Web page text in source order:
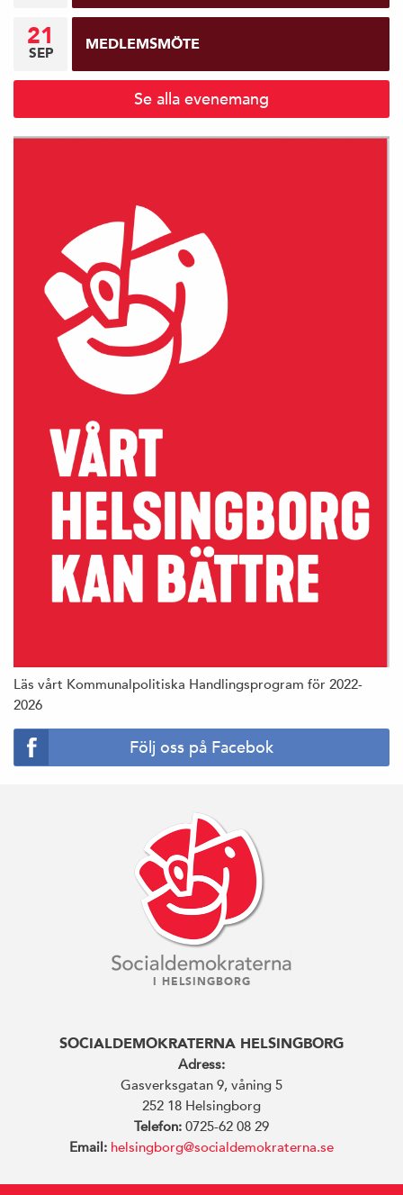
21
SEP MEDLEMSMÖTE
Se alla evenemang
Läs vårt Kommunalpolitiska Handlingsprogram för 2022-
2026
Följ oss på Facebok
I HELSINGBORG
SOCIALDEMOKRATERNA HELSINGBORG
Adress:
Gasverksgatan 9, våning 5
252 18 Helsingborg
Telefon: 0725-62 08 29
Email: helsingborg@socialdemokraterna.se